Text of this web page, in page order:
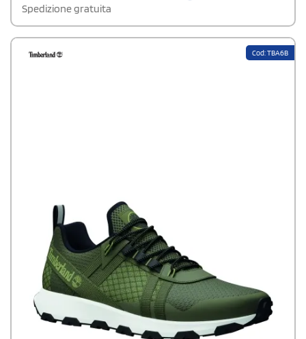
Spedizione gratuita
Cod: TBA6B